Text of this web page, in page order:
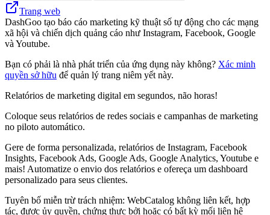
Trang web
DashGoo tạo báo cáo marketing kỹ thuật số tự động cho các mạng
xã hội và chiến dịch quảng cáo như Instagram, Facebook, Google
và Youtube.
Bạn có phải là nhà phát triển của ứng dụng này không? Xác minh
quyền sở hữu để quản lý trang niêm yết này.
Relatórios de marketing digital em segundos, não horas!
Coloque seus relatórios de redes sociais e campanhas de marketing
no piloto automático.
Gere de forma personalizada, relatórios de Instagram, Facebook
Insights, Facebook Ads, Google Ads, Google Analytics, Youtube e
mais! Automatize o envio dos relatórios e ofereça um dashboard
personalizado para seus clientes.
Tuyên bố miễn trừ trách nhiệm: WebCatalog không liên kết, hợp
tác, được ủy quyền, chứng thực bởi hoặc có bất kỳ mối liên hệ